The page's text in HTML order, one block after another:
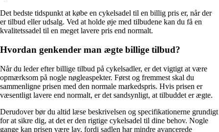
Det bedste tidspunkt at købe en cykelsadel til en billig pris er, når der
er tilbud eller udsalg. Ved at holde øje med tilbudene kan du få en
kvalitetssadel til en meget lavere pris end normalt.
Hvordan genkender man ægte billige tilbud?
Når du leder efter billige tilbud på cykelsadler, er det vigtigt at være
opmærksom på nogle nøgleaspekter. Først og fremmest skal du
sammenligne prisen med den normale markedspris. Hvis prisen er
væsentligt lavere end normalt, er det sandsynligt, at tilbuddet er ægte.
Derudover bør du altid læse beskrivelsen og specifikationerne grundigt
for at sikre dig, at det er den rigtige cykelsadel til dine behov. Nogle
gange kan prisen være lav, fordi sadlen har mindre avancerede